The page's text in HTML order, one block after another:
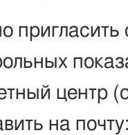
центр
на